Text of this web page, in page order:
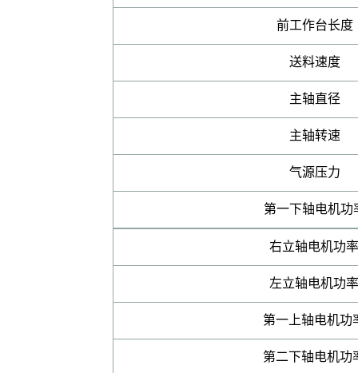
前工作台长度
送料速度
主轴直径
主轴转速
气源压力
第一下轴电机功
右立轴电机功率
左立轴电机功率
第一上轴电机功
第二下轴电机功